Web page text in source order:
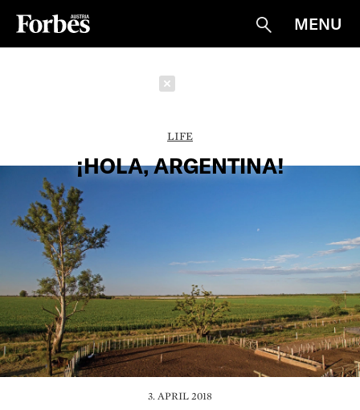
Suche
MENU
LIFE
¡HOLA, ARGENTINA!
3. APRIL 2018